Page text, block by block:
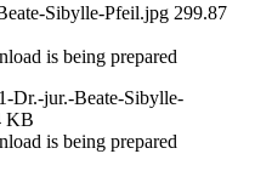
Sibylle-Pfeil.jpg 299.87
is being prepared
Dr.-jur.-Beate-Sibylle-
KB
is being prepared